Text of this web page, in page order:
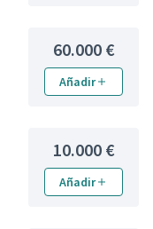
60.000 €
Añadir
10.000 €
Añadir